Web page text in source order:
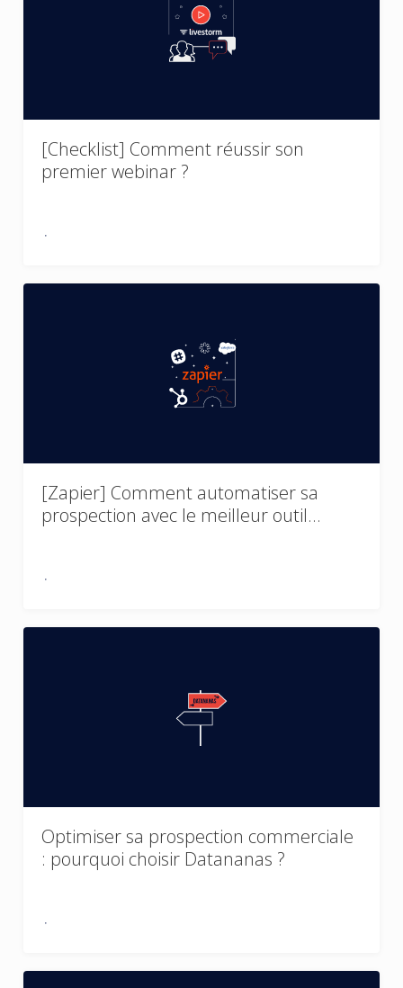
[Checklist] Comment réussir son
premier webinar ?
[Zapier] Comment automatiser sa
prospection avec le meilleur outil…
Optimiser sa prospection commerciale
: pourquoi choisir Datananas ?